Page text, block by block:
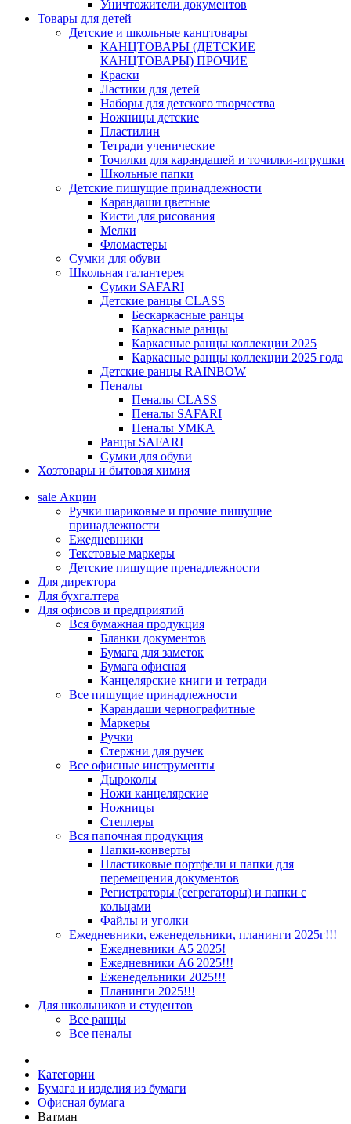
Уничтожители документов
Товары для детей
Детские и школьные канцтовары
КАНЦТОВАРЫ (ДЕТСКИЕ
КАНЦТОВАРЫ) ПРОЧИЕ
Краски
Ластики для детей
Наборы для детского творчества
Ножницы детские
Пластилин
Тетради ученические
Точилки для карандашей и точилки-игрушки
Школьные папки
Детские пишущие принадлежности
Карандаши цветные
Кисти для рисования
Мелки
Фломастеры
Сумки для обуви
Школьная галантерея
Cумки SAFARI
Детские ранцы CLASS
Беcкаркасные ранцы
Каркасные ранцы
Каркасные ранцы коллекции 2025
Каркасные ранцы коллекции 2025 года
Детские ранцы RAINBOW
Пеналы
Пеналы CLASS
Пеналы SAFARI
Пеналы УМКА
Ранцы SAFARI
Сумки для обуви
Хозтовары и бытовая химия
sale Акции
Ручки шариковые и прочие пишущие
принадлежности
Ежедневники
Текстовые маркеры
Детские пишущие пренадлежности
Для директора
Для бухгалтера
Для офисов и предприятий
Вся бумажная продукция
Бланки документов
Бумага для заметок
Бумага офисная
Канцелярские книги и тетради
Все пишущие принадлежности
Карандаши чернографитные
Маркеры
Ручки
Стержни для ручек
Все офисные инструменты
Дыроколы
Ножи канцелярские
Ножницы
Степлеры
Вся папочная продукция
Папки-конверты
Пластиковые портфели и папки для
перемещения документов
Регистраторы (сегрегаторы) и папки с
кольцами
Файлы и уголки
Ежедневники, еженедельники, планинги 2025г!!!
Ежедневники А5 2025!
Ежедневники А6 2025!!!
Еженедельники 2025!!!
Планинги 2025!!!
Для школьников и студентов
Все ранцы
Все пеналы
Категории
Бумага и изделия из бумаги
Офисная бумага
Ватман